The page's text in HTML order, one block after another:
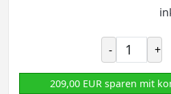
- +
209,00 EUR sparen mit